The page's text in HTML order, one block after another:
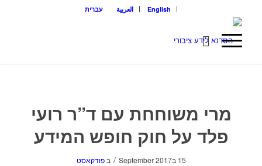
English العربية עברית
מרי משוחחת עם ד”ר רועי
פלד על חוק חופש המידע
15 בSeptember 2017 / בפודקאסט